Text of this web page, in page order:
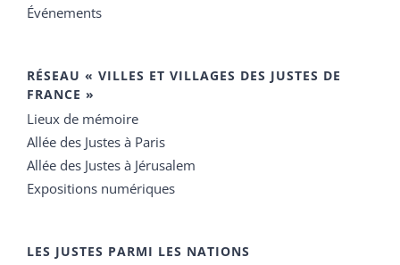
Événements
RÉSEAU « VILLES ET VILLAGES DES JUSTES DE
FRANCE »
Lieux de mémoire
Allée des Justes à Paris
Allée des Justes à Jérusalem
Expositions numériques
LES JUSTES PARMI LES NATIONS